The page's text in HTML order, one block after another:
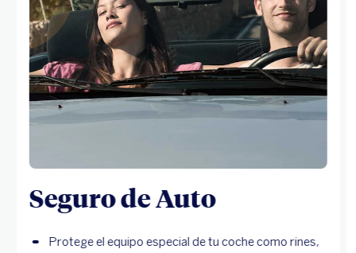
Seguro de Auto
Protege el equipo especial de tu coche como rines,